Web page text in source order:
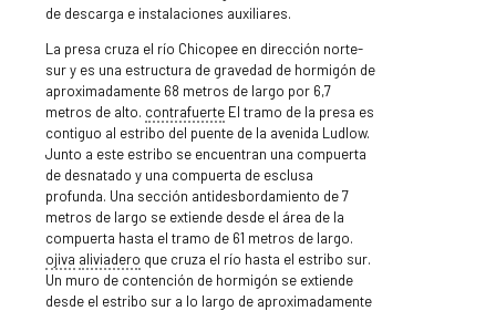
de descarga e instalaciones auxiliares.
La presa cruza el río Chicopee en dirección norte-
sur y es una estructura de gravedad de hormigón de
aproximadamente 68 metros de largo por 6,7
metros de alto. contrafuerte El tramo de la presa es
contiguo al estribo del puente de la avenida Ludlow.
Junto a este estribo se encuentran una compuerta
de desnatado y una compuerta de esclusa
profunda. Una sección antidesbordamiento de 7
metros de largo se extiende desde el área de la
compuerta hasta el tramo de 61 metros de largo.
ojiva aliviadero que cruza el río hasta el estribo sur.
Un muro de contención de hormigón se extiende
desde el estribo sur a lo largo de aproximadamente